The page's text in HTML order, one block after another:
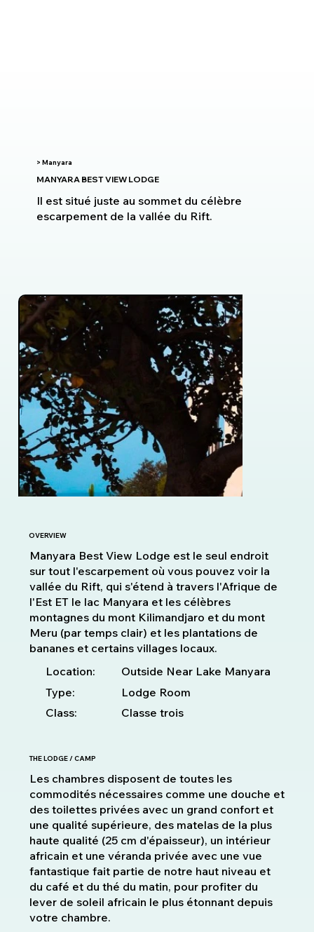
> Manyara
MANYARA BEST VIEW LODGE
Il est situé juste au sommet du célèbre
escarpement de la vallée du Rift.
OVERVIEW
Manyara Best View Lodge est le seul endroit
sur tout l'escarpement où vous pouvez voir la
vallée du Rift, qui s'étend à travers l'Afrique de
l'Est ET le lac Manyara et les célèbres
montagnes du mont Kilimandjaro et du mont
Meru (par temps clair) et les plantations de
bananes et certains villages locaux.
Location:
Outside Near Lake Manyara
Type:
Lodge Room
Class:
Classe trois
THE LODGE / CAMP
Les chambres disposent de toutes les
commodités nécessaires comme une douche et
des toilettes privées avec un grand confort et
une qualité supérieure, des matelas de la plus
haute qualité (25 cm d'épaisseur), un intérieur
africain et une véranda privée avec une vue
fantastique fait partie de notre haut niveau et
du café et du thé du matin, pour profiter du
lever de soleil africain le plus étonnant depuis
votre chambre.